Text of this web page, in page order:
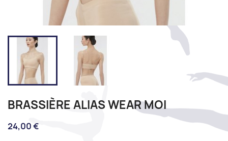
BRASSIÈRE ALIAS WEAR MOI
24,00 €